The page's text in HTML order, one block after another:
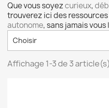
Que vous soyezcurieux,
trouverez ici des
autonome, sans jamais vous
Choisir
Affichage 1-3 de 3 article(s)